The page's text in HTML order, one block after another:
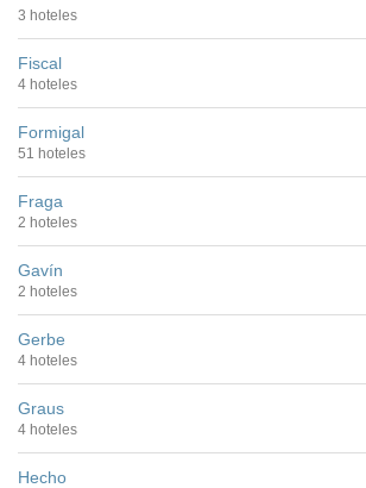
3 hoteles
Fiscal
4 hoteles
Formigal
51 hoteles
Fraga
2 hoteles
Gavín
2 hoteles
Gerbe
4 hoteles
Graus
4 hoteles
Hecho